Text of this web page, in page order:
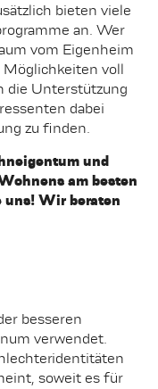
bieten viele
an. Wer
vom Eigenheim
voll
die Unterstützung
dabei
zu finden.
und
am besten
uns! Wir beraten
besseren
verwendet.
soweit es für